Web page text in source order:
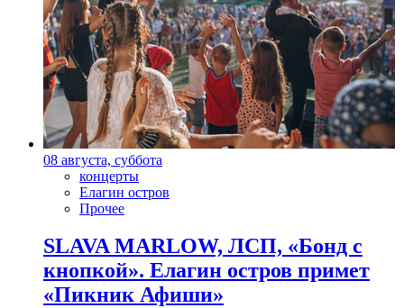
08 августа, суббота
концерты
Елагин остров
Прочее
SLAVA MARLOW, ЛСП, «Бонд с
кнопкой». Елагин остров примет
«Пикник Афиши»